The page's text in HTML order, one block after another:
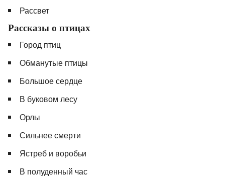
Рассвет
Рассказы о птицах
Город птиц
Обманутые птицы
Большое сердце
В буковом лесу
Орлы
Сильнее смерти
Ястреб и воробьи
В полуденный час